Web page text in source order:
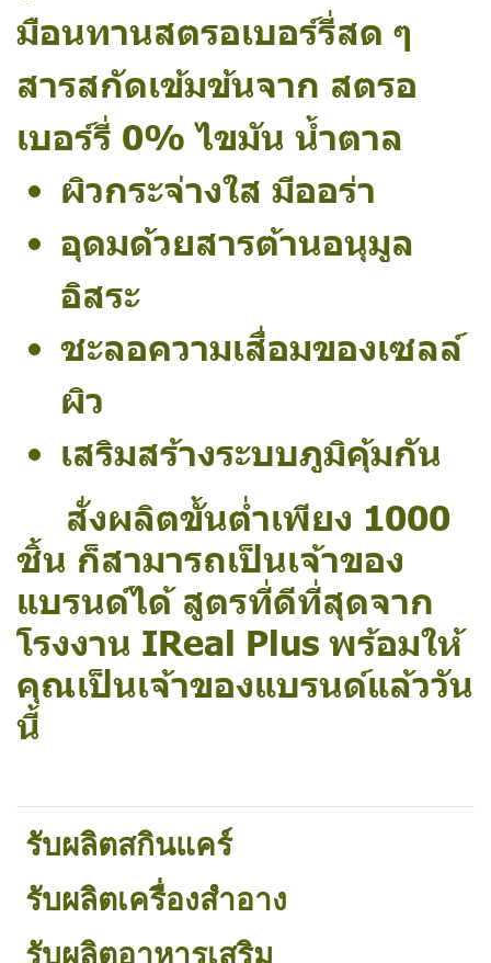
มือนทานสตรอเบอร์รี่สด ๆ
สารสกัดเข้มข้นจาก สตรอ
เบอร์รี่ 0% ไขมัน น้ำตาล
ผิวกระจ่างใส มีออร่า
อุดมด้วยสารต้านอนุมูล
อิสระ
ชะลอความเสื่อมของเซลล์
ผิว
เสริมสร้างระบบภูมิคุ้มกัน
สั่งผลิตขั้นต่ำเพียง 1000
ชิ้น ก็สามารถเป็นเจ้าของ
แบรนด์ได้ สูตรที่ดีที่สุดจาก
โรงงาน IReal Plus พร้อมให้
คุณเป็นเจ้าของแบรนด์แล้ววัน
นี้
รับผลิตสกินแคร์
รับผลิตเครื่องสำอาง
รับผลิตอาหารเสริม